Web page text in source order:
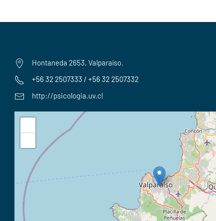
Hontaneda 2653, Valparaíso.
+56 32 2507333 / +56 32 2507332
http://psicologia.uv.cl